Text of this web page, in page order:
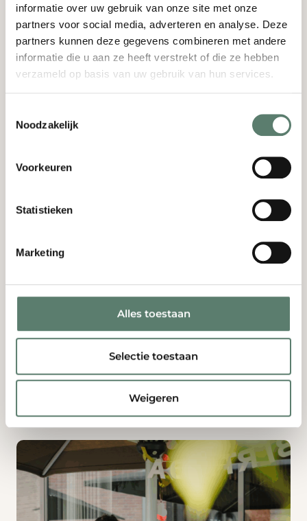
informatie over uw gebruik van onze site met onze
partners voor social media, adverteren en analyse. Deze
partners kunnen deze gegevens combineren met andere
informatie die u aan ze heeft verstrekt of die ze hebben
verzameld op basis van uw gebruik van hun services.
Noodzakelijk
Voorkeuren
Statistieken
Marketing
Alles toestaan
Selectie toestaan
Weigeren
Bekijk de menukaart!
Tijd nemen voor de avond
Geen haast, geen planning. Gewoon een goed
gesprek, een tweede gang of een extra glas.
Daarom nemen we bij Brasserie Jacob V. de tijd
voor jouw avond. Daarom is het diner bij Brasserie
behoeftes.
Of je nu spontaan langskomt of een bijzondere
gelegenheid viert, je merkt al snel dat het doel
van onze medewerkers is om het zo aangenaam
mogelijk te maken. Heerlijke gerechten, goede
wijnen en alles natuurlijk op het gemak. Juist dat